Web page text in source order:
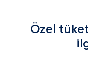
Özel